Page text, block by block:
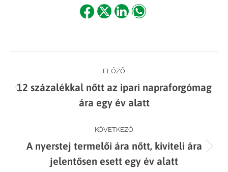
ShareShareShareShare
navigation
ELŐZŐ
Previous
post:
12 százalékkal nőtt az ipari napraforgómag
ára egy év alatt
KÖVETKEZŐ
Next
post:
A nyerstej termelői ára nőtt, kiviteli ára
jelentősen esett egy év alatt